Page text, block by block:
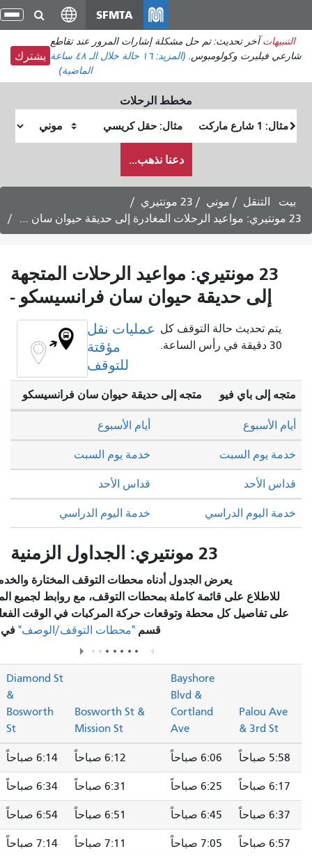
المحتوى
الرئيسي
تبديل
التنقل
تحديث: تم حل مشكلة إشارات المرور عند تقاطع
وكولومبوس.(المزيد:١٦ حالة
خلال الـ ٤٨ ساعة يشترك
مخطط الرحلات
البداية
النهاية
في
السفر
موني 23 مونتيري
مونتيري: مواعيد الرحلات المتجهة
حديقة حيوان سان فرانسيسكو -
عمليات نقل
مؤقتة
حالة التوقف كل
فيو متجه إلى حديقة حيوان سان فرانسيسكو
خدمة يوم السبت
خدمة اليوم الدراسي
يعرض الجدول أدناه محطات التوقف المختارة والخدمة المخطط لها.
على قائمة كاملة بمحطات التوقف، مع روابط لجميع المحطات للاطلاع
كل محطة وتوقعات حركة المركبات في الوقت الفعلي، يرجى زيارة
"محطات التوقف/الوصف"في صفحة المسار.
Cortland
Ave
Bosworth St &
Mission St
Bosworth
St
Monterey
Blvd &
Gennessee
St
6:06 صباحاً 6:12 صباحاً 6:14 صباحاً 6:18 صباحاً
6:25 صباحاً 6:31 صباحاً 6:34 صباحاً 6:39 صباحاً
6:45 صباحاً 6:51 صباحاً 6:54 صباحاً 6:59 صباحاً
7:05 صباحاً 7:11 صباحاً 7:14 صباحاً 7:19 صباحاً